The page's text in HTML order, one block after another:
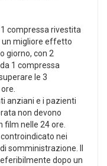
compressa rivestita
un migliore effetto
giorno, con 2
1 compressa
le 3
anziani e i pazienti
non devono
nelle 24 ore.
nei
somministrazione. Il
dopo un